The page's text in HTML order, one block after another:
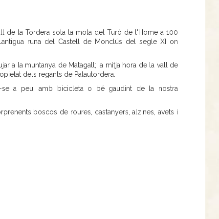
de la Tordera sota la mola del Turó de l'Home a 100
runa del Castell de Monclús del segle XI on
a la muntanya de Matagall; ia mitja hora de la vall de
dels regants de Palautordera.
se a peu, amb bicicleta o bé gaudint de la nostra
boscos de roures, castanyers, alzines, avets i